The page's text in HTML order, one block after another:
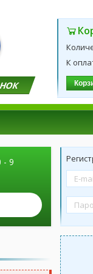
К
- 9